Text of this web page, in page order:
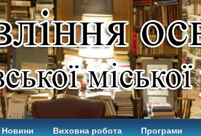
Новини Виховна робота Програми